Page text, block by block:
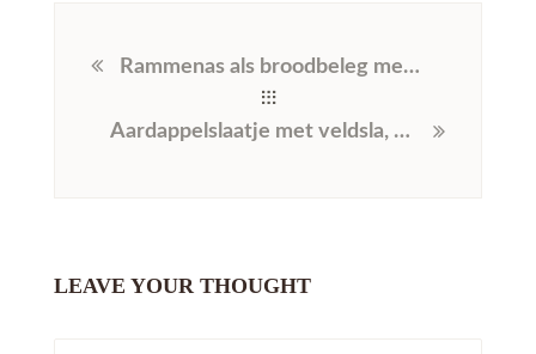
Rammenas als broodbeleg met verse platte kaas
Aardappelslaatje met veldsla, walnoten en kiemgroenten
LEAVE YOUR THOUGHT